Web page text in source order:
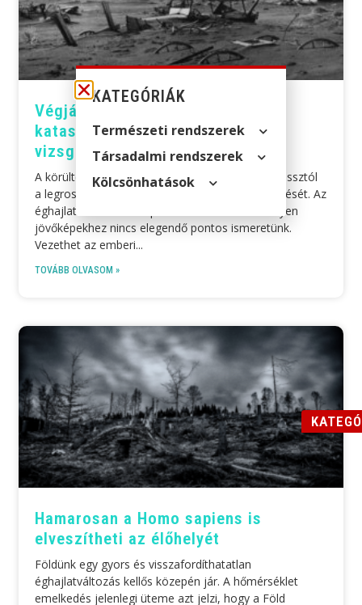
Végjáték az éghajlatban:
katasztrofális forgatókönyvek
vizsgálata
A körültekintő kockázatkezelés megköveteli a rossztól
a legrosszabbig terjedő forgatókönyvek áttekintését. Az
éghajlatváltozással kapcsolatban azonban az ilyen
jövőképekhez nincs elegendő pontos ismeretünk.
Vezethet az emberi
TOVÁBB OLVASOM »
Hamarosan a Homo sapiens is
elveszítheti az élőhelyét
Földünk egy gyors és visszafordíthatatlan
éghajlatváltozás kellős közepén jár. A hőmérséklet
emelkedés jelenlegi üteme azt jelzi, hogy a Föld
KATEGÓRIÁK
Természeti rendszerek
Társadalmi rendszerek
Kölcsön­hatások